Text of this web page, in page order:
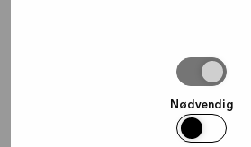
Nødvendig